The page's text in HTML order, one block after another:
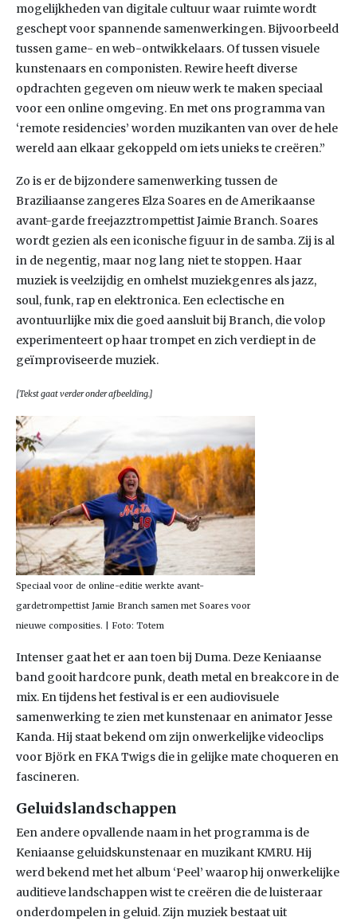
mogelijkheden van digitale cultuur waar ruimte wordt
geschept voor spannende samenwerkingen. Bijvoorbeeld
tussen game- en web-ontwikkelaars. Of tussen visuele
kunstenaars en componisten. Rewire heeft diverse
opdrachten gegeven om nieuw werk te maken speciaal
voor een online omgeving. En met ons programma van
‘remote residencies’ worden muzikanten van over de hele
wereld aan elkaar gekoppeld om iets unieks te creëren.”
Zo is er de bijzondere samenwerking tussen de
Braziliaanse zangeres Elza Soares en de Amerikaanse
avant-garde freejazztrompettist Jaimie Branch. Soares
wordt gezien als een iconische figuur in de samba. Zij is al
in de negentig, maar nog lang niet te stoppen. Haar
muziek is veelzijdig en omhelst muziekgenres als jazz,
soul, funk, rap en elektronica. Een eclectische en
avontuurlijke mix die goed aansluit bij Branch, die volop
experimenteert op haar trompet en zich verdiept in de
geïmproviseerde muziek.
[Tekst gaat verder onder afbeelding.]
Speciaal voor de online-editie werkte avant-
gardetrompettist Jamie Branch samen met Soares voor
nieuwe composities. | Foto: Totem
Intenser gaat het er aan toen bij Duma. Deze Keniaanse
band gooit hardcore punk, death metal en breakcore in de
mix. En tijdens het festival is er een audiovisuele
samenwerking te zien met kunstenaar en animator Jesse
Kanda. Hij staat bekend om zijn onwerkelijke videoclips
voor Björk en FKA Twigs die in gelijke mate choqueren en
fascineren.
Geluidslandschappen
Een andere opvallende naam in het programma is de
Keniaanse geluidskunstenaar en muzikant KMRU. Hij
werd bekend met het album ‘Peel’ waarop hij onwerkelijke
auditieve landschappen wist te creëren die de luisteraar
onderdompelen in geluid. Zijn muziek bestaat uit